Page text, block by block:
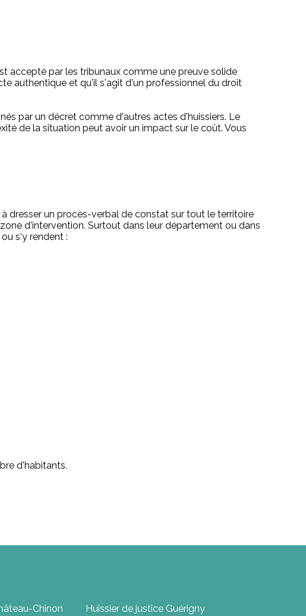
accepté par les tribunaux comme une preuve solide
authentique et qu'il s'agit d'un professionnel du droit
par un décret comme d'autres actes d'huissiers. Le
de la situation peut avoir un impact sur le coût. Vous
dresser un procès-verbal de constat sur tout le territoire
d'intervention. Surtout dans leur département ou dans
s'y rendent :
d'habitants.
Chinon
Huissier de justice Guérigny